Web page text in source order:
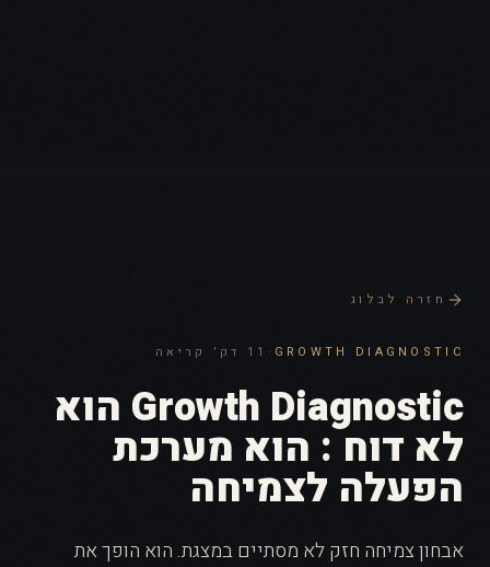
חזרה לבלוג
GROWTH DIAGNOSTIC
· 11 דק׳ קריאה
Growth Diagnostic הוא
לא דוח : הוא מערכת
הפעלה לצמיחה
אבחון צמיחה חזק לא מסתיים במצגת. הוא הופך את